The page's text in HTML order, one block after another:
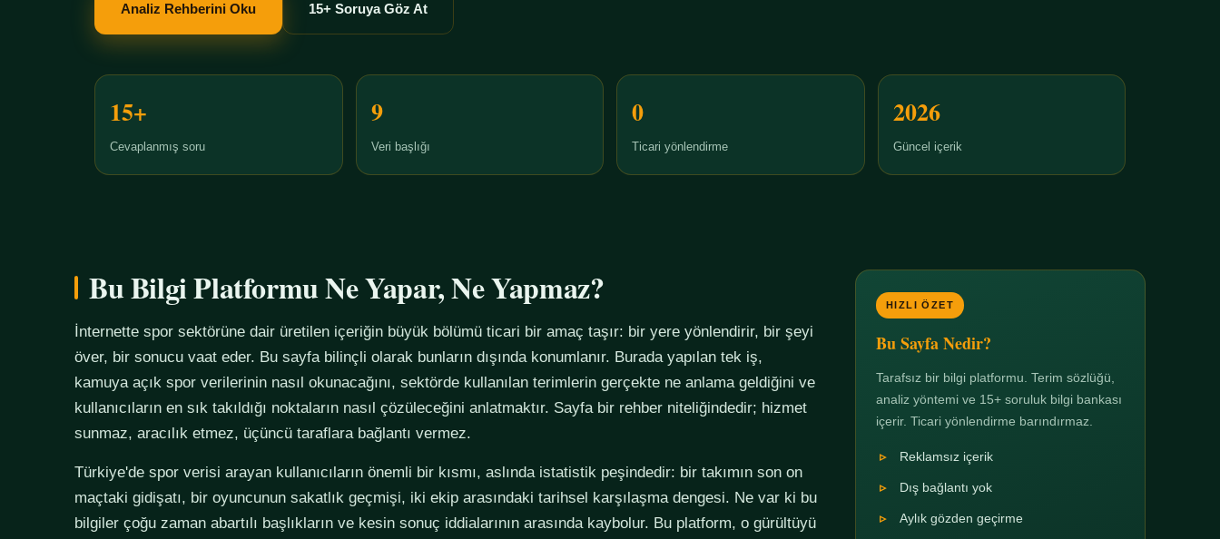
Analiz Rehberini Oku 15+ Soruya Göz At
15+
Cevaplanmış soru
9
Veri başlığı
0
Ticari yönlendirme
2026
Güncel içerik
Bu Bilgi Platformu Ne Yapar, Ne Yapmaz?
İnternette spor sektörüne dair üretilen içeriğin büyük bölümü ticari bir amaç taşır: bir yere yönlendirir, bir şeyi
över, bir sonucu vaat eder. Bu sayfa bilinçli olarak bunların dışında konumlanır. Burada yapılan tek iş,
kamuya açık spor verilerinin nasıl okunacağını, sektörde kullanılan terimlerin gerçekte ne anlama geldiğini ve
kullanıcıların en sık takıldığı noktaların nasıl çözüleceğini anlatmaktır. Sayfa bir rehber niteliğindedir; hizmet
sunmaz, aracılık etmez, üçüncü taraflara bağlantı vermez.
Türkiye'de spor verisi arayan kullanıcıların önemli bir kısmı, aslında istatistik peşindedir: bir takımın son on
maçtaki gidişatı, bir oyuncunun sakatlık geçmişi, iki ekip arasındaki tarihsel karşılaşma dengesi. Ne var ki bu
bilgiler çoğu zaman abartılı başlıkların ve kesin sonuç iddialarının arasında kaybolur. Bu platform, o gürültüyü
HIZLI ÖZET
Bu Sayfa Nedir?
Tarafsız bir bilgi platformu. Terim sözlüğü,
analiz yöntemi ve 15+ soruluk bilgi bankası
içerir. Ticari yönlendirme barındırmaz.
Reklamsız içerik
Dış bağlantı yok
Aylık gözden geçirme